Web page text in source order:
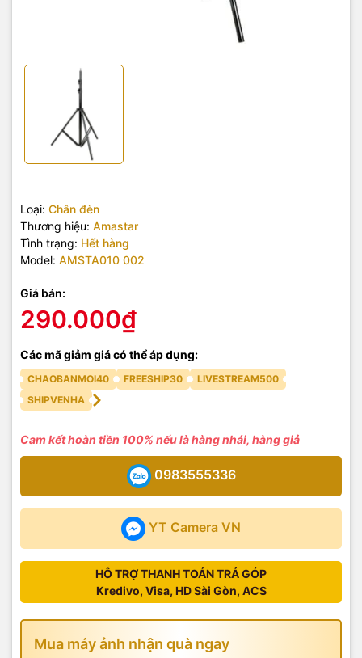
Loại: Chân đèn
Thương hiệu: Amastar
Tình trạng: Hết hàng
Model: AMSTA010 002
Giá bán:
290.000₫
Các mã giảm giá có thể áp dụng:
CHAOBANMOI40 FREESHIP30
LIVESTREAM500
SHIPVENHA
Cam kết hoàn tiền 100% nếu là hàng nhái, hàng giả
YT Camera VN
0983555336
HỖ TRỢ THANH TOÁN TRẢ GÓP
Kredivo, Visa, HD Sài Gòn, ACS
Mua máy ảnh nhận quà ngay